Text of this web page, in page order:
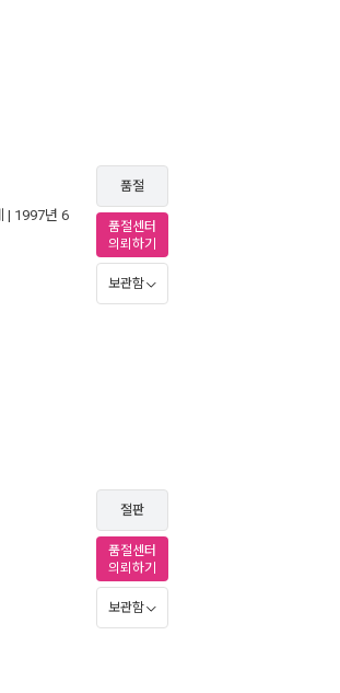
| 1997년 6
품절
품절센터
의뢰하기
보관함
절판
품절센터
의뢰하기
보관함